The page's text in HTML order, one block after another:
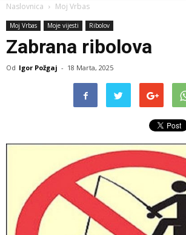
Naslovnica Moj Vrbas
Moj Vrbas Moje vijesti Ribolov
Zabrana ribolova
Od Igor Požgaj - 18 Marta, 2025